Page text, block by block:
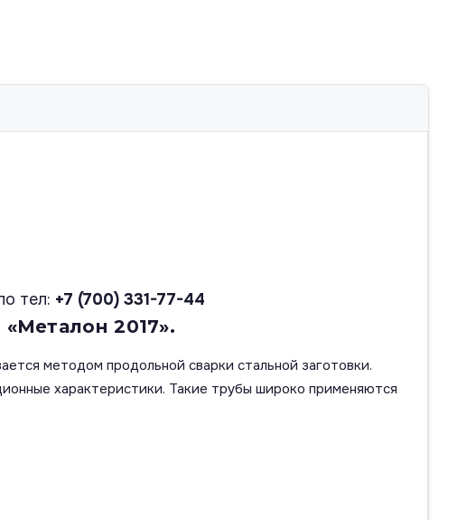
тел: +7 (700) 331-77-44
2017».
методом продольной сварки стальной заготовки.
характеристики. Такие трубы широко применяются